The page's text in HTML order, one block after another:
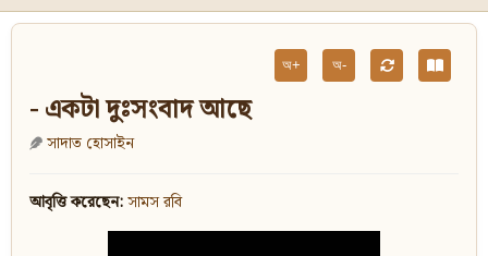
অ+ অ-
- একটা দুঃসংবাদ আছে
সাদাত হোসাইন
আবৃত্তি করেছেন:সামস রবি